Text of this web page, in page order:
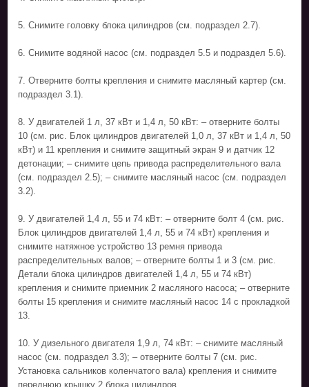
5. Снимите головку блока цилиндров (см. подраздел 2.7).
6. Снимите водяной насос (см. подраздел 5.5 и подраздел 5.6).
7. Отверните болты крепления и снимите масляный картер (см.
подраздел 3.1).
8. У двигателей 1 л, 37 кВт и 1,4 л, 50 кВт: – отверните болты
10 (см. рис. Блок цилиндров двигателей 1,0 л, 37 кВт и 1,4 л, 50
кВт) и 11 крепления и снимите защитный экран 9 и датчик 12
детонации; – снимите цепь привода распределительного вала
(см. подраздел 2.5); – снимите масляный насос (см. подраздел
3.2).
9. У двигателей 1,4 л, 55 и 74 кВт: – отверните болт 4 (см. рис.
Блок цилиндров двигателей 1,4 л, 55 и 74 кВт) крепления и
снимите натяжное устройство 13 ремня привода
распределительных валов; – отверните болты 1 и 3 (см. рис.
Детали блока цилиндров двигателей 1,4 л, 55 и 74 кВт)
крепления и снимите приемник 2 масляного насоса; – отверните
болты 15 крепления и снимите масляный насос 14 с прокладкой
13.
10. У дизельного двигателя 1,9 л, 74 кВт: – снимите масляный
насос (см. подраздел 3.3); – отверните болты 7 (см. рис.
Установка сальников коленчатого вала) крепления и снимите
переднюю крышку 2 блока цилиндров.